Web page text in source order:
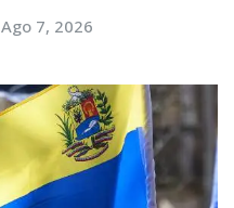
Ago 7, 2026